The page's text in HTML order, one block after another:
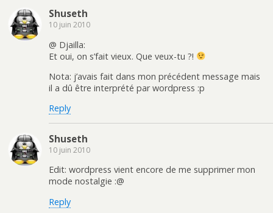
Shuseth
10 juin 2010
@ Djailla:
Et oui, on s’fait vieux. Que veux-tu ?!
Nota: j’avais fait dans mon précédent message mais
il a dû être interprété par wordpress :p
Reply
Shuseth
10 juin 2010
Edit: wordpress vient encore de me supprimer mon
mode nostalgie :@
Reply